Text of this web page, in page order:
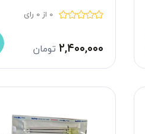
0 از 0 رای
۲,۴۰۰,۰۰۰ تومان